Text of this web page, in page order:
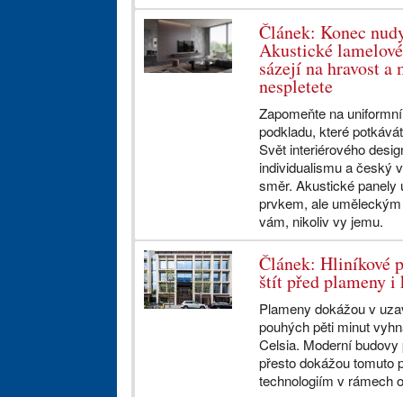
Článek: Konec
Akustické
sázejí na hravost
nespletete
Zapomeňte na
podkladu, které
Svět interiérového
individualismu a český
směr. Akustické panely
prvkem, ale
vám, nikoliv vy jemu.
Článek: Hliníkové
štít před plameny i
Plameny dokážou v
pouhých pěti minut
Celsia. Moderní
přesto dokážou tomuto
technologiím v rámech